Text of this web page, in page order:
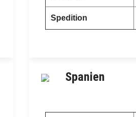
Spedition
Spanien